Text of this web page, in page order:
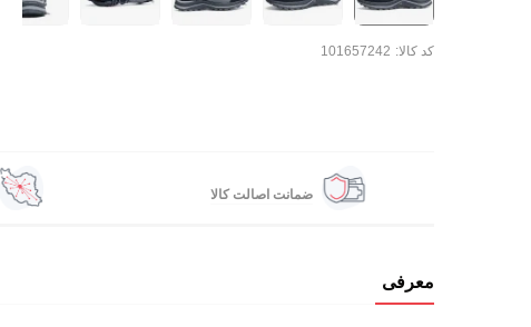
کد کالا: 101657242
ضمانت اصالت کالا
معرفی